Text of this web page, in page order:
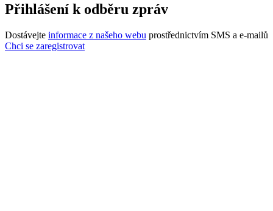
Přihlášení k odběru zpráv
Dostávejte informace z našeho webu prostřednictvím SMS a e-mailů
Chci se zaregistrovat